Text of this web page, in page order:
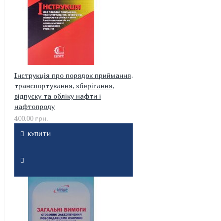
Інструкція про порядок приймання,
транспортування, зберігання,
відпуску та обліку нафти і
нафтопроду
400.00 грн.
КУПИТИ